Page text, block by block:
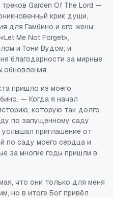
Garden Of The Lord —
крик души,
для Гамбино и его жены;
Me Not Forget»,
и Тони Вудом; и
благодарности за мирные
обновления.
пришло из моего
— Когда я начал
которую так долго
по запущенному саду.
приглашение от
по саду моего сердца и
за многие годы пришли в
что они только для меня
но в итоге Бог привёл